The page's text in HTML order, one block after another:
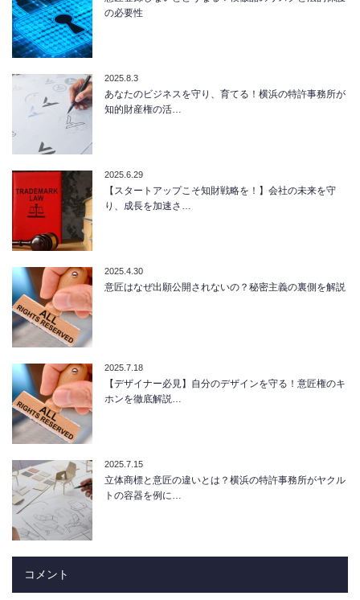
の必要性
2025.8.3
あなたのビジネスを守り、育てる！横浜の特許事務所が
知的財産権の活…
2025.6.29
【スタートアップこそ知財戦略を！】会社の未来を守
り、成長を加速さ…
2025.4.30
意匠はなぜ出願公開されないの？秘密主義の裏側を解説
2025.7.18
【デザイナー必見】自分のデザインを守る！意匠権のキ
ホンを徹底解説…
2025.7.15
立体商標と意匠の違いとは？横浜の特許事務所がヤクル
トの容器を例に…
コメント